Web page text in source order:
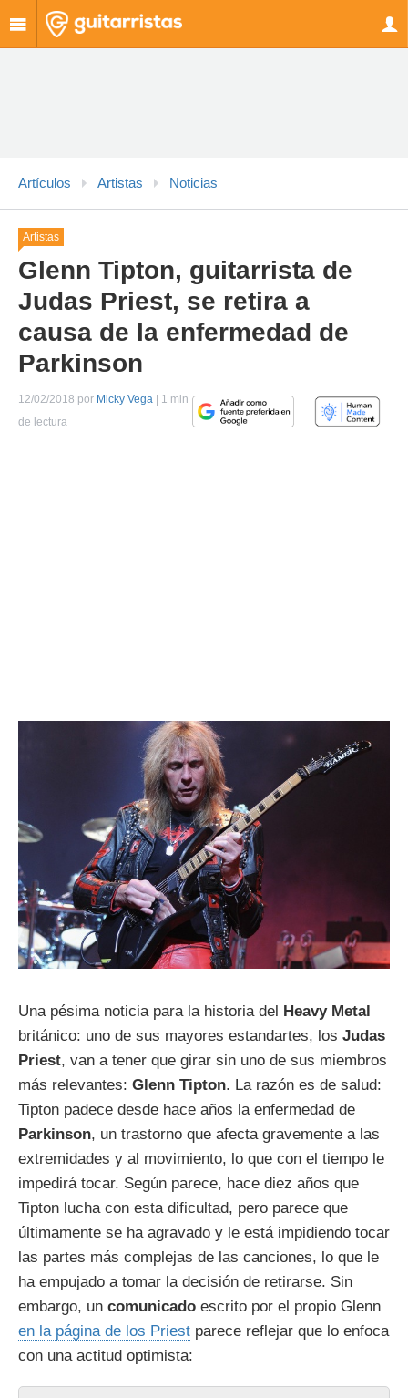
Artículos Artistas Noticias
Artistas
Glenn Tipton, guitarrista de
Judas Priest, se retira a
causa de la enfermedad de
Parkinson
12/02/2018 por Micky Vega | 1 min
de lectura
Una pésima noticia para la historia del Heavy Metal
británico: uno de sus mayores estandartes, los Judas
Priest, van a tener que girar sin uno de sus miembros
más relevantes: Glenn Tipton. La razón es de salud:
Tipton padece desde hace años la enfermedad de
Parkinson, un trastorno que afecta gravemente a las
extremidades y al movimiento, lo que con el tiempo le
impedirá tocar. Según parece, hace diez años que
Tipton lucha con esta dificultad, pero parece que
últimamente se ha agravado y le está impidiendo tocar
las partes más complejas de las canciones, lo que le
ha empujado a tomar la decisión de retirarse. Sin
embargo, un comunicado escrito por el propio Glenn
en la página de los Priest parece reflejar que lo enfoca
con una actitud optimista: